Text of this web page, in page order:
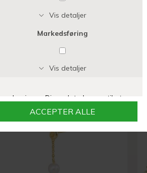
GRACE HALSKÆDE 07 | FORGYLDT